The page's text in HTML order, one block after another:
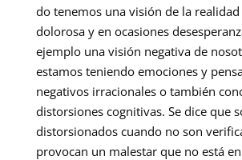
do tenemos una visión de la realidad
dolorosa y en ocasiones
ejemplo una visión negativa de
estamos teniendo emociones y
negativos irracionales o también
distorsiones cognitivas. Se dice que
distorsionados cuando no son
provocan un malestar que no está